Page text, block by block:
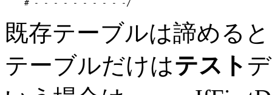
# - - - - - - - - - -/
既存テーブルは諦める
テーブルだけはテスト